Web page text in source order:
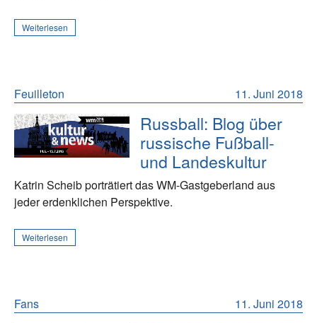
Weiterlesen
11. Juni 2018
Feuilleton
Russball: Blog über
russische Fußball-
und Landeskultur
Katrin Scheib porträtiert das WM-Gastgeberland aus
jeder erdenklichen Perspektive.
Weiterlesen
11. Juni 2018
Fans